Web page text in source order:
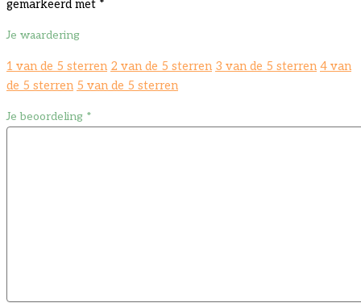
gemarkeerd met *
Je waardering
1 van de 5 sterren 2 van de 5 sterren 3 van de 5 sterren 4 van
de 5 sterren 5 van de 5 sterren
Je beoordeling *